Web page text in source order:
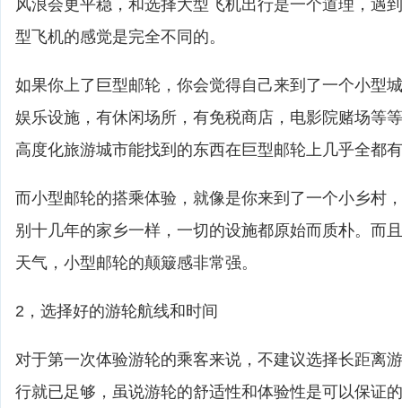
风浪会更平稳，和选择大型飞机出行是一个道理，遇
型飞机的感觉是完全不同的。
如果你上了巨型邮轮，你会觉得自己来到了一个小型
娱乐设施，有休闲场所，有免税商店，电影院赌场等
高度化旅游城市能找到的东西在巨型邮轮上几乎全都
而小型邮轮的搭乘体验，就像是你来到了一个小乡村
别十几年的家乡一样，一切的设施都原始而质朴。而
天气，小型邮轮的颠簸感非常强。
2，选择好的游轮航线和时间
对于第一次体验游轮的乘客来说，不建议选择长距离
行就已足够，虽说游轮的舒适性和体验性是可以保证